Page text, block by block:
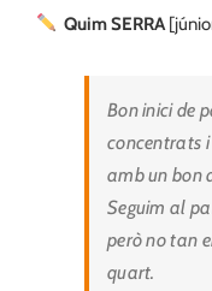
Quim SERRA
Bon inici de
concentrats
amb un bon
Seguim al
però no tan
quart.